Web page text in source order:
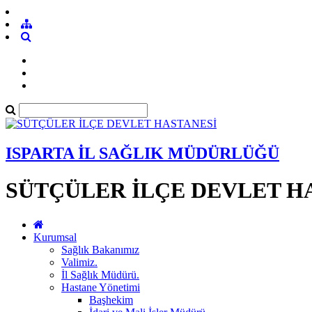
ISPARTA İL SAĞLIK MÜDÜRLÜĞÜ
SÜTÇÜLER İLÇE DEVLET
Kurumsal
Sağlık Bakanımız
Valimiz.
İl Sağlık Müdürü.
Hastane Yönetimi
Başhekim